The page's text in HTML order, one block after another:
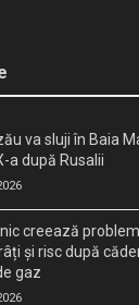
va sluji în Baia
a după Rusalii
creează
și risc după
gaz